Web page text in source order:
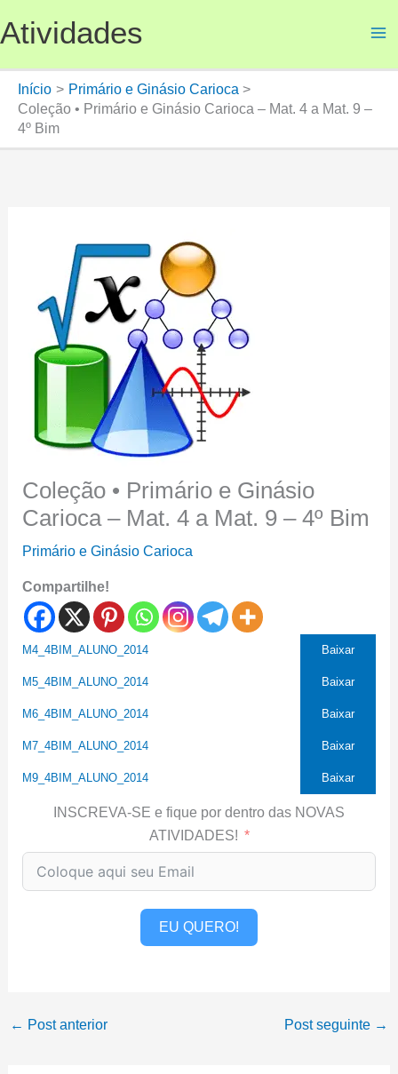
para
conteúdo
Atividades
Início
Primário e Ginásio Carioca
Coleção • Primário e Ginásio Carioca – Mat. 4 a Mat. 9 –
4º Bim
Coleção • Primário e Ginásio
Carioca – Mat. 4 a Mat. 9 – 4º Bim
Primário e Ginásio Carioca
Compartilhe!
M4_4BIM_ALUNO_2014 Baixar
M5_4BIM_ALUNO_2014 Baixar
M6_4BIM_ALUNO_2014 Baixar
M7_4BIM_ALUNO_2014 Baixar
M9_4BIM_ALUNO_2014 Baixar
INSCREVA-SE e fique por dentro das NOVAS
ATIVIDADES!
EU QUERO!
← Post anterior Post seguinte →